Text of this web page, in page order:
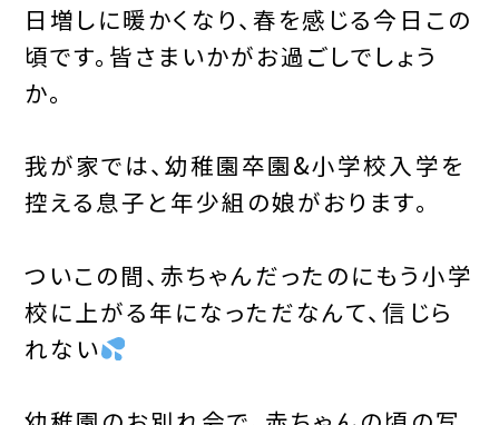
日増しに暖かくなり、春を感じる今日この
頃です。皆さまいかがお過ごしでしょう
か。
我が家では、幼稚園卒園&小学校入学を
控える息子と年少組の娘がおります。
ついこの間、赤ちゃんだったのにもう小学
校に上がる年になっただなんて、信じら
れない